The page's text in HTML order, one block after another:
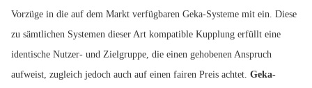
Vorzüge in die auf dem Markt verfügbaren Geka-Systeme mit ein. Diese
zu sämtlichen Systemen dieser Art kompatible Kupplung erfüllt eine
identische Nutzer- und Zielgruppe, die einen gehobenen Anspruch
aufweist, zugleich jedoch auch auf einen fairen Preis achtet. Geka-